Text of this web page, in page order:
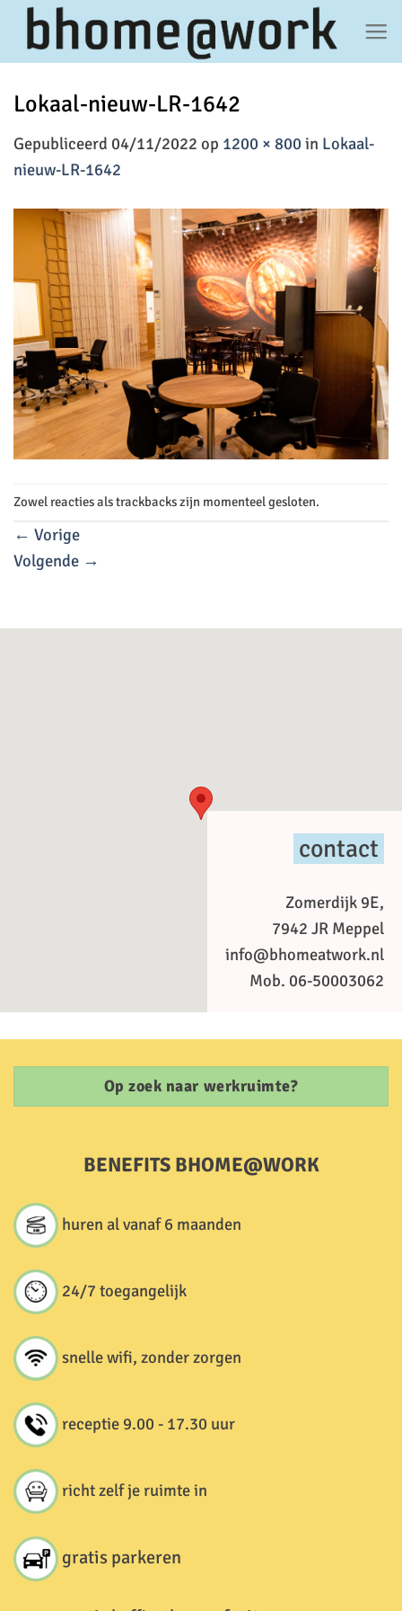
inhoud
Lokaal-nieuw-LR-1642
Gepubliceerd 04/11/2022 op 1200 × 800 in Lokaal-
nieuw-LR-1642
Zowel reacties als trackbacks zijn momenteel gesloten.
← Vorige
Volgende →
contact
Zomerdijk 9E,
7942 JR Meppel
info@bhomeatwork.nl
Mob. 06-50003062
Op zoek naar werkruimte?
BENEFITS BHOME@WORK
huren al vanaf 6 maanden
24/7 toegangelijk
snelle wifi, zonder zorgen
receptie 9.00 - 17.30 uur
richt zelf je ruimte in
gratis parkeren